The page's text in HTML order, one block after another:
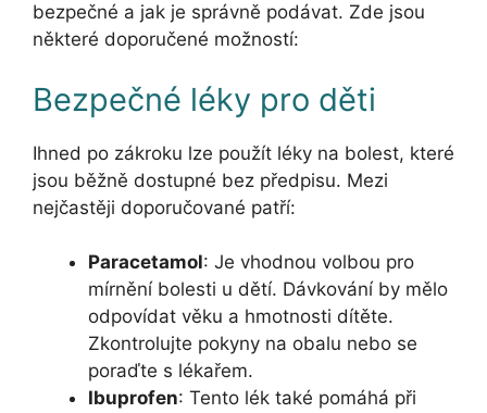
bezpečné a jak je správně podávat. Zde jsou
některé doporučené možností:
Bezpečné léky pro děti
Ihned po zákroku lze použít léky na bolest, které
jsou běžně dostupné bez předpisu. Mezi
nejčastěji doporučované patří:
Paracetamol: Je vhodnou volbou pro
mírnění bolesti u dětí. Dávkování by mělo
odpovídat věku a hmotnosti dítěte.
Zkontrolujte pokyny na obalu nebo se
poraďte s lékařem.
Ibuprofen: Tento lék také pomáhá při